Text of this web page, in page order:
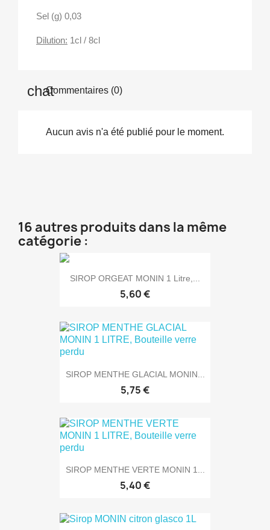
Sel (g) 0,03
Dilution: 1cl / 8cl
Commentaires (0)
Aucun avis n'a été publié pour le moment.
16 autres produits dans la même
catégorie :
SIROP ORGEAT MONIN 1 Litre,...
5,60 €
SIROP MENTHE GLACIAL MONIN...
5,75 €
SIROP MENTHE VERTE MONIN 1...
5,40 €